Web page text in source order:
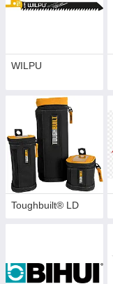
WILPU
Toughbuilt® LD